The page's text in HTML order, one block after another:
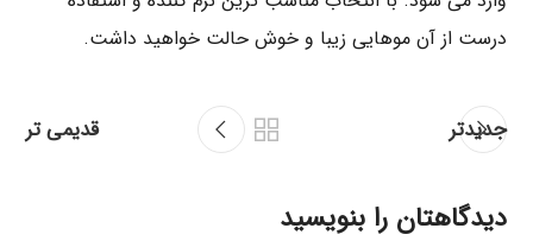
درست از آن موهایی زیبا و خوش‌ حالت‌ خواهید داشت.
جدیدتر قدیمی تر
دیدگاهتان را بنویسید